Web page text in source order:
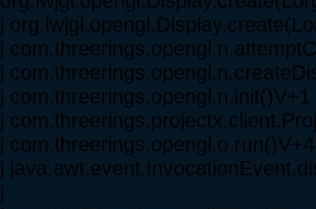
j
j
j
j com.threerings.opengl.n.init()V+1
j
j com.threerings.opengl.o.run()V+4
j
j